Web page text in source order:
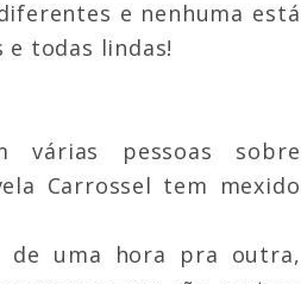
e nenhuma está
todas lindas!
várias pessoas sobre
Carrossel tem mexido
de uma hora pra outra,